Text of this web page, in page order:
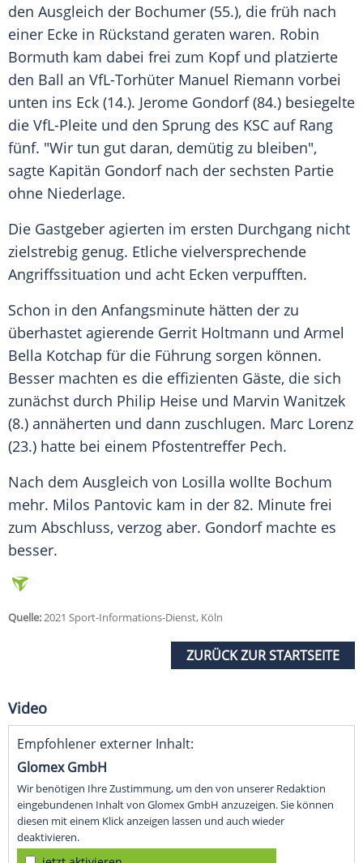
den Ausgleich der Bochumer (55.), die früh nach
einer Ecke in Rückstand geraten waren. Robin
Bormuth kam dabei frei zum Kopf und platzierte
den Ball an VfL-Torhüter Manuel Riemann vorbei
unten ins Eck (14.). Jerome Gondorf (84.) besiegelte
die VfL-Pleite und den Sprung des KSC auf Rang
fünf. "Wir tun gut daran, demütig zu bleiben",
sagte Kapitän Gondorf nach der sechsten Partie
ohne Niederlage.
Die Gastgeber agierten im ersten Durchgang nicht
zielstrebig genug. Etliche vielversprechende
Angriffssituation und acht Ecken verpufften.
Schon in den Anfangsminute hätten der zu
überhastet agierende Gerrit Holtmann und Armel
Bella Kotchap für die Führung sorgen können.
Besser machten es die effizienten Gäste, die sich
zunächst durch Philip Heise und Marvin Wanitzek
(8.) annäherten und dann zuschlugen. Marc Lorenz
(23.) hatte bei einem Pfostentreffer Pech.
Nach dem Ausgleich von Losilla wollte Bochum
mehr. Milos Pantovic kam in der 82. Minute frei
zum Abschluss, verzog aber. Gondorf machte es
besser.
Quelle:2021 Sport-Informations-Dienst, Köln
ZURÜCK ZUR STARTSEITE
Video
Empfohlener externer Inhalt:
Glomex GmbH
Wir benötigen Ihre Zustimmung, um den von unserer Redaktion
eingebundenen Inhalt von Glomex GmbH anzuzeigen. Sie können
diesen mit einem Klick anzeigen lassen und auch wieder
deaktivieren.